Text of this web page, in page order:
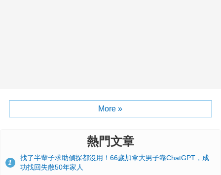
More »
熱門文章
1
找了半輩子求助偵探都沒用！66歲加拿大男子靠ChatGPT，成
功找回失散50年家人